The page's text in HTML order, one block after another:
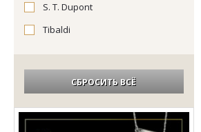
S. T. Dupont
Tibaldi
СБРОСИТЬ ВСЁ